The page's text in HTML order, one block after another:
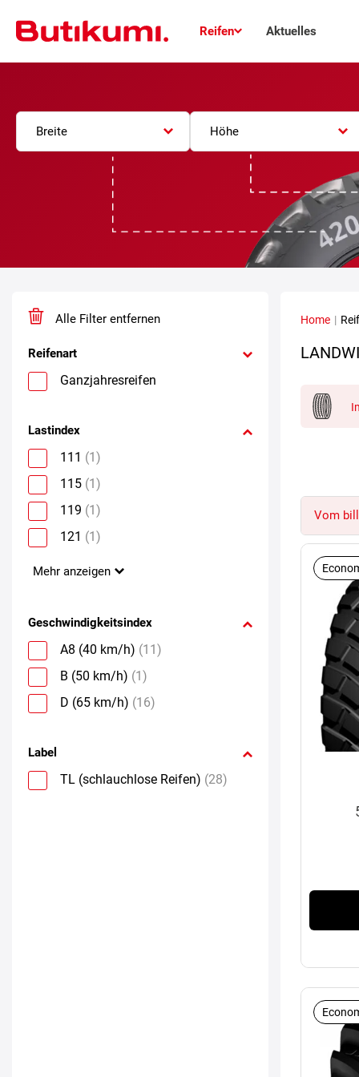
Reifen Aktuelles
Breite Höhe
Alle Filter entfernen
Reifenart
Ganzjahresreifen
Lastindex
111 (1)
115 (1)
119 (1)
121 (1)
Mehr anzeigen
Geschwindigkeitsindex
A8 (40 km/h) (11)
B (50 km/h) (1)
D (65 km/h) (16)
Label
TL (schlauchlose Reifen) (28)
Home |
Vom